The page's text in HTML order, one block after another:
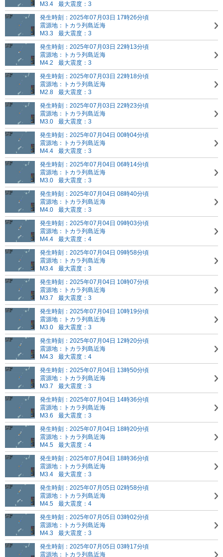
M3.4
最大震度：3
発生時刻：2025年07月03日 17時26分頃
震源地：トカラ列島近海
M3.3
最大震度：3
発生時刻：2025年07月03日 22時13分頃
震源地：トカラ列島近海
M4.2
最大震度：3
発生時刻：2025年07月03日 22時18分頃
震源地：トカラ列島近海
M2.8
最大震度：3
発生時刻：2025年07月03日 22時23分頃
震源地：トカラ列島近海
M3.0
最大震度：3
発生時刻：2025年07月04日 00時04分頃
震源地：トカラ列島近海
M4.4
最大震度：3
発生時刻：2025年07月04日 06時14分頃
震源地：トカラ列島近海
M3.0
最大震度：3
発生時刻：2025年07月04日 08時40分頃
震源地：トカラ列島近海
M4.0
最大震度：3
発生時刻：2025年07月04日 09時03分頃
震源地：トカラ列島近海
M4.4
最大震度：4
発生時刻：2025年07月04日 09時58分頃
震源地：トカラ列島近海
M3.4
最大震度：3
発生時刻：2025年07月04日 10時07分頃
震源地：トカラ列島近海
M3.7
最大震度：3
発生時刻：2025年07月04日 10時19分頃
震源地：トカラ列島近海
M3.0
最大震度：3
発生時刻：2025年07月04日 12時20分頃
震源地：トカラ列島近海
M4.3
最大震度：4
発生時刻：2025年07月04日 13時50分頃
震源地：トカラ列島近海
M3.7
最大震度：3
発生時刻：2025年07月04日 14時36分頃
震源地：トカラ列島近海
M3.6
最大震度：3
発生時刻：2025年07月04日 18時20分頃
震源地：トカラ列島近海
M4.5
最大震度：4
発生時刻：2025年07月04日 18時36分頃
震源地：トカラ列島近海
M3.4
最大震度：3
発生時刻：2025年07月05日 02時58分頃
震源地：トカラ列島近海
M4.5
最大震度：4
発生時刻：2025年07月05日 03時02分頃
震源地：トカラ列島近海
M4.3
最大震度：3
発生時刻：2025年07月05日 03時17分頃
震源地：トカラ列島近海